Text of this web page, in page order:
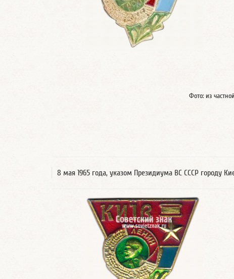
Фото: из
8 мая 1965 года, указом Президиума ВС СССР городу